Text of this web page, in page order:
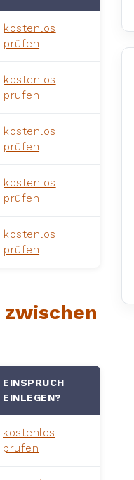
kostenlos
prüfen
kostenlos
prüfen
kostenlos
prüfen
kostenlos
prüfen
kostenlos
prüfen
zwischen
EINSPRUCH
EINLEGEN?
kostenlos
prüfen